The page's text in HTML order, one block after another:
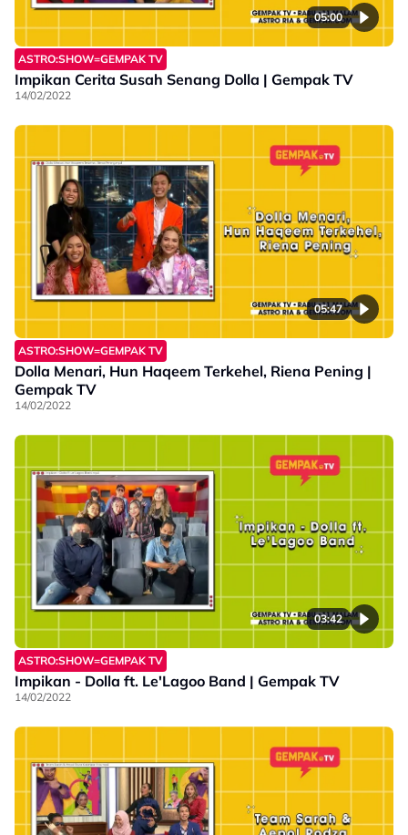
05:00
ASTRO:SHOW=GEMPAK TV
Impikan Cerita Susah Senang Dolla | Gempak TV
14/02/2022
05:47
ASTRO:SHOW=GEMPAK TV
Dolla Menari, Hun Haqeem Terkehel, Riena Pening |
Gempak TV
14/02/2022
03:42
ASTRO:SHOW=GEMPAK TV
Impikan - Dolla ft. Le'Lagoo Band | Gempak TV
14/02/2022